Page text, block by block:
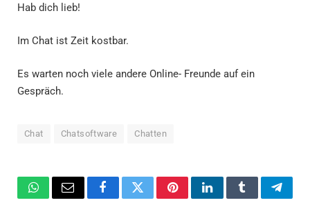
Hab dich lieb!
Im Chat ist Zeit kostbar.
Es warten noch viele andere Online- Freunde auf ein
Gespräch.
Chat Chatsoftware Chatten
WhatsApp
Email FacebookTwitterPinterestLinkedInTumblr